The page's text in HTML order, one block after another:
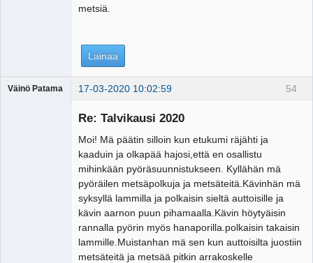
metsiä.
Lainaa
54
Väinö Patama 17-03-2020 10:02:59
Re: Talvikausi 2020
Moi! Mä päätin silloin kun etukumi räjähti ja
kaaduin ja olkapää hajosi,että en osallistu
mihinkään pyöräsuunnistukseen. Kyllähän mä
pyöräilen metsäpolkuja ja metsäteitä.Kävinhän mä
syksyllä lammilla ja polkaisin sieltä auttoisille ja
kävin aarnon puun pihamaalla.Kävin höytyäisin
rannalla pyörin myös hanaporilla.polkaisin takaisin
lammille.Muistanhan mä sen kun auttoisilta juostiin
metsäteitä ja metsää pitkin arrakoskelle